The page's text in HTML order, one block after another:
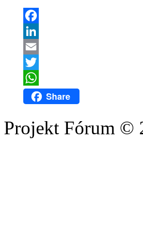
Facebook
LinkedIn
Email
Twitter
WhatsAppShare
Projekt Fórum ©